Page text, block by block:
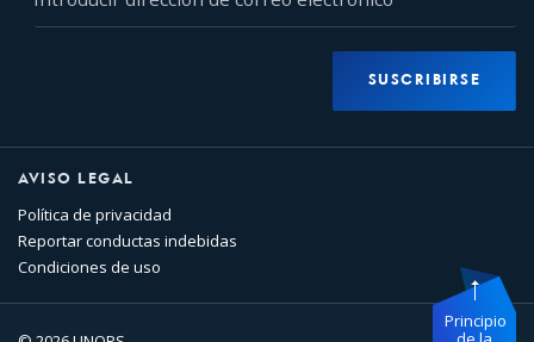
dirección
SUSCRIBIRSE
AVISO LEGAL
Política de privacidad
Reportar conductas indebidas
Condiciones de uso
Principio